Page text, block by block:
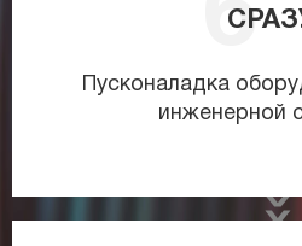
Пусконаладка
инженерной